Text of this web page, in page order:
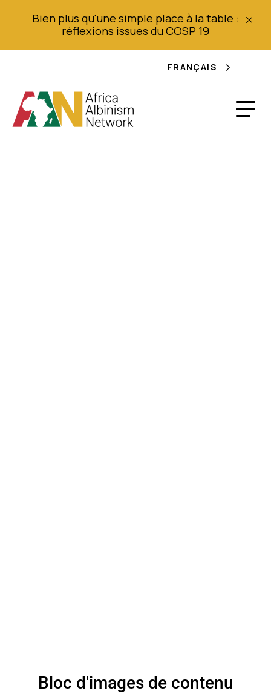
Bien plus qu'une simple place à la table :
réflexions issues du COSP 19
FRANÇAIS
Bloc d'images de contenu